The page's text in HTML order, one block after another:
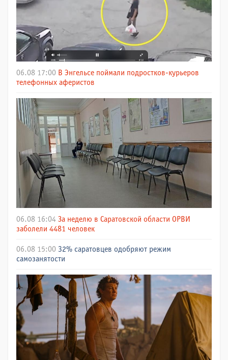
06.08 17:00 В Энгельсе поймали подростков-курьеров
телефонных аферистов
06.08 16:04 За неделю в Саратовской области ОРВИ
заболели 4481 человек
06.08 15:00 32% саратовцев одобряют режим
самозанятости